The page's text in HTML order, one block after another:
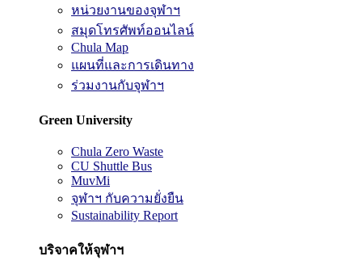
หน่วยงานของจุฬาฯ
สมุดโทรศัพท์ออนไลน์
Chula Map
แผนที่และการเดินทาง
ร่วมงานกับจุฬาฯ
Green University
Chula Zero Waste
CU Shuttle Bus
MuvMi
จุฬาฯ กับความยั่งยืน
Sustainability Report
บริจาคให้จุฬาฯ